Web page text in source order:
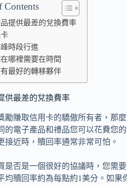
Contents
提供最差的兌換費率
時段行進
哪裡需要在時間
最好的轉移夥伴
供最差的兌換費率
勵賺取信用卡的驕傲所有者，那
的電子產品和禮品您可以花費您
接近時，贖回率通常非常可怕。
是否是一個很好的協議時，您需
均贖回率約為每點約1美分。如果